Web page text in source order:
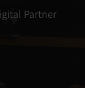
Partner